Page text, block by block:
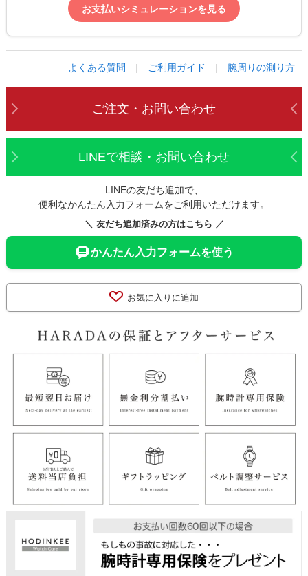
お支払いシミュレーションを見る
よくある質問 | ご利用ガイド | 腕周りの測り方
ご注文・お問い合わせ
LINEで相談・お問い合わせ
LINEの友だち追加で、
便利なかんたん入力フォームをご利用いただけます。
＼ 友だち追加済みの方はこちら ／
かんたん入力フォームを使う
お気に入りに追加